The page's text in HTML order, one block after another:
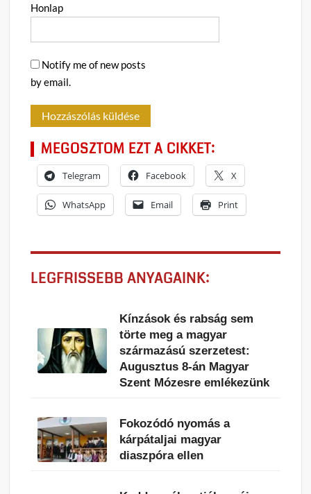
Honlap
Notify me of new posts
by email.
MEGOSZTOM EZT A CIKKET:
Telegram Facebook X
WhatsApp Email Print
LEGFRISSEBB ANYAGAINK:
Kínzások és rabság sem
törte meg a magyar
származású szerzetest:
Augusztus 8-án Magyar
Szent Mózesre emlékezünk
Fokozódó nyomás a
kárpátaljai magyar
diaszpóra ellen